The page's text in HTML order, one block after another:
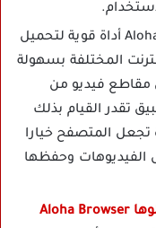
يوفر متصفح Aloha أداة قوية لتحميل
المختلفة بسهولة
مقاطع فيديو من
تقدر القيام بذلك
تجعل المتصفح خيارا
الفيديوهات وحفظها
Aloha Browser